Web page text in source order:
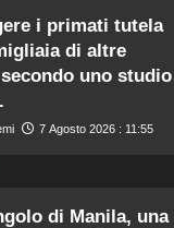
i primati tutela
di altre
uno studio
7 Agosto 2026 : 11:55
di Manila, una